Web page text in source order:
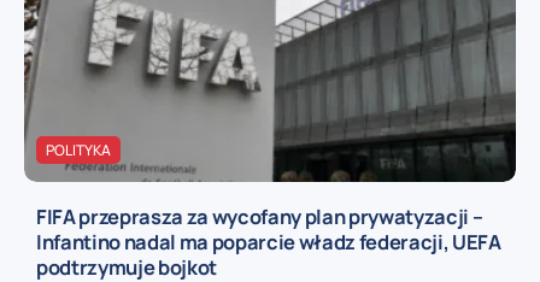
POLITYKA
FIFA przeprasza za wycofany plan prywatyzacji –
Infantino nadal ma poparcie władz federacji, UEFA
podtrzymuje bojkot